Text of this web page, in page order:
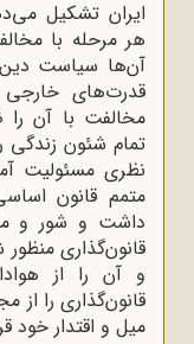
ایران تشکیل
هر مرحله با
آن‌ها سیاست
قدرت‌های خارجی
مخالفت با آن
تمام شئون زندگی
نظری مسئولیت
متمم قانون
داشت و شور و
قانون‌گذاری
و آن را از
قانون‌گذاری را
میل و اقتدار خود